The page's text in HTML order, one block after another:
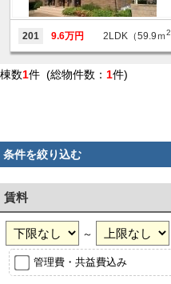
201 9.6万円 2LDK（59.9ｍ2
棟数1件 (総物件数： 1件)
条件を絞り込む
賃料
～
管理費・共益費込み